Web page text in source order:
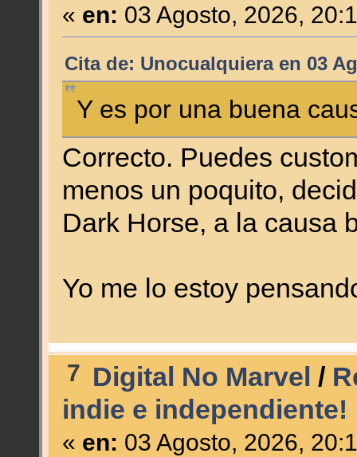
« en: 03 Agosto, 2026,
Cita de: Unocualquiera en 03
Y es por una buena
Correcto. Puedes
menos un poquito,
Dark Horse, a la causa
Yo me lo estoy
7 Digital No Marvel /
indie e independiente!
« en: 03 Agosto, 2026,